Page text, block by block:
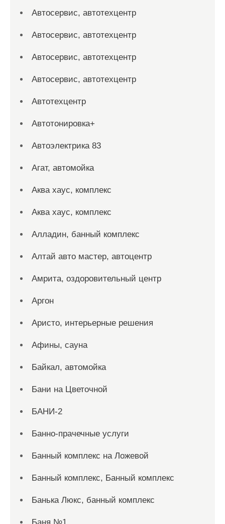
Автосервис, автотехцентр
Автосервис, автотехцентр
Автосервис, автотехцентр
Автосервис, автотехцентр
Автотехцентр
Автотонировка+
Автоэлектрика 83
Агат, автомойка
Аква хаус, комплекс
Аква хаус, комплекс
Алладин, банный комплекс
Алтай авто мастер, автоцентр
Амрита, оздоровительный центр
Аргон
Аристо, интерьерные решения
Афины, сауна
Байкал, автомойка
Бани на Цветочной
БАНИ-2
Банно-прачечные услуги
Банный комплекс на Ложевой
Банный комплекс, Банный комплекс
Банька Люкс, банный комплекс